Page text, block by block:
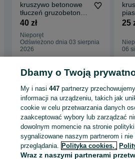
kruszywo betonowe
tłuczeń gruzobeton
różne frakcje
40 zł
Nieporęt
Odświeżono dnia 03 sierpnia
2026
25
06
Pozostałe - Skubianka
KATEGORIA
ID:1080586237
Dbamy o Twoją
My i nasi447 partnerzy
informacji na urządzeniu, takich jak
cookie w celu przetwarzania danych
zaakceptować wybory lub zarządzać
dowolnym momencie na stronie
sygnalizowane naszym partnerom i nie
przeglądania. Polityka cookies,
Wraz z naszymi partnerami